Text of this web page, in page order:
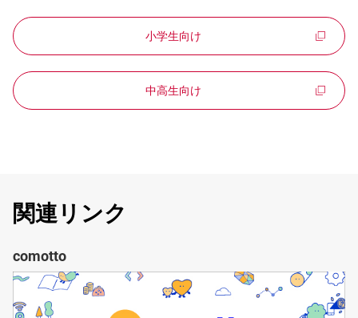
小学生向け
中高生向け
関連リンク
comotto